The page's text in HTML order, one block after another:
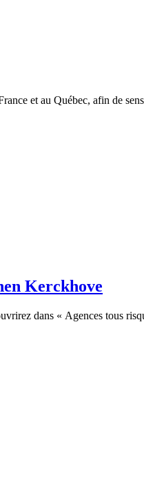
et au Québec, afin de
Kerckhove
dans « Agences tous